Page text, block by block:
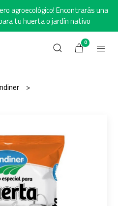
agroecológico! Encontrarás una
tu huerta o jardín nativo
0